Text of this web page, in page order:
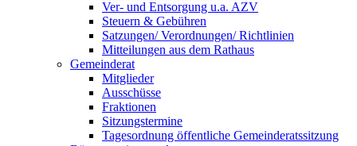
Ver- und Entsorgung u.a. AZV
Steuern & Gebühren
Satzungen/ Verordnungen/ Richtlinien
Mitteilungen aus dem Rathaus
Gemeinderat
Mitglieder
Ausschüsse
Fraktionen
Sitzungstermine
Tagesordnung öffentliche Gemeinderatssitzung